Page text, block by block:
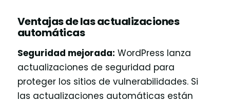
Ventajas de las actualizaciones
automáticas
Seguridad mejorada: WordPress lanza
actualizaciones de seguridad para
proteger los sitios de vulnerabilidades. Si
las actualizaciones automáticas están